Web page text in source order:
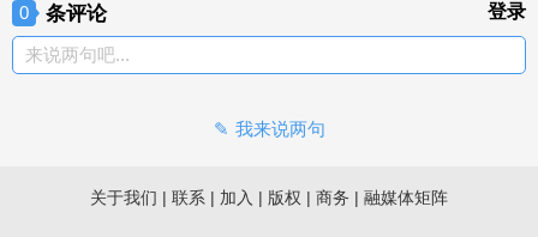
0 条评论 登录
来说两句吧...
我来说两句
关于我们 | 联系 | 加入 | 版权 | 商务 | 融媒体矩阵